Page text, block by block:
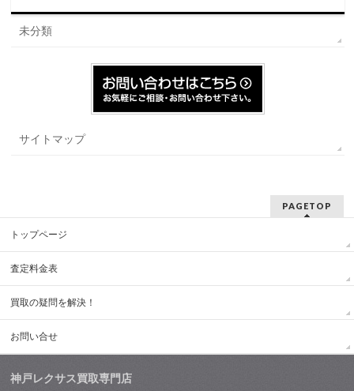
未分類
サイトマップ
PAGETOP
トップページ
査定料金表
買取の疑問を解決！
お問い合せ
神戸レクサス買取専門店